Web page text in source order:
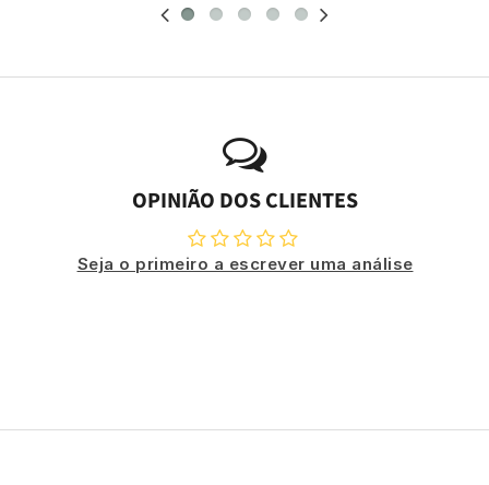
OPINIÃO DOS CLIENTES
Seja o primeiro a escrever uma análise